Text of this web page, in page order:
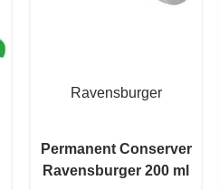
Ravensburger
Permanent Conserver
Ravensburger 200 ml